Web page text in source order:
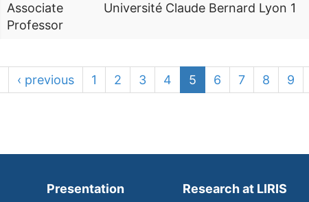
Associate
Professor
Université Claude Bernard Lyon 1
‹ previous 1 2 3 4 5 6 7 8 9
Presentation Research at LIRIS